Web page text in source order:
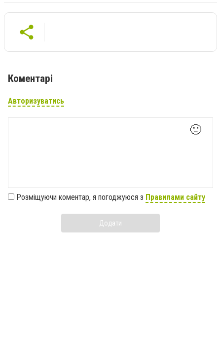
Коментарі
Авторизуватись
🙂
Розміщуючи коментар, я погоджуюся з Правилами сайту
Додати